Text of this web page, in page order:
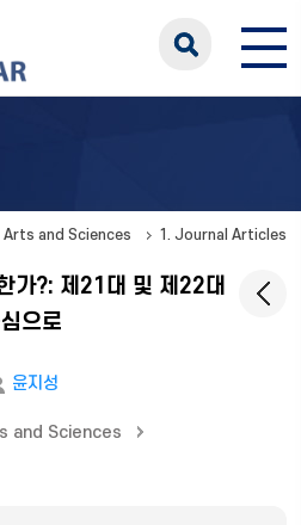
and Sciences 1. Journal Articles
가?: 제21대 및 제22대
으로
윤지성
and Sciences